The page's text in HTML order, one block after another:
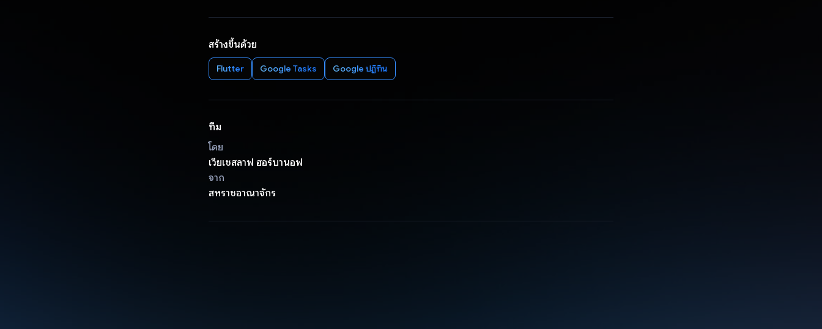
สร้างขึ้นด้วย
Flutter Google Tasks Google ปฏิทิน
ทีม
โดย
เวียเชสลาฟ ฮอร์บานอฟ
จาก
สหราชอาณาจักร